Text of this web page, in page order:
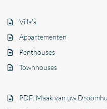
Villa’s
Appartementen
Penthouses
Townhouses
PDF: Maak van uw